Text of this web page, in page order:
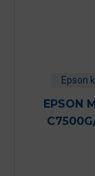
Epson
EPSON